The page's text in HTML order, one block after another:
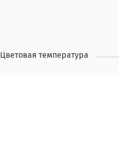
Цветовая температура